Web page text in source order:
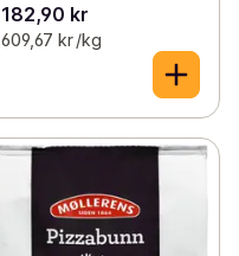
182,90 kr
609,67 kr /kg